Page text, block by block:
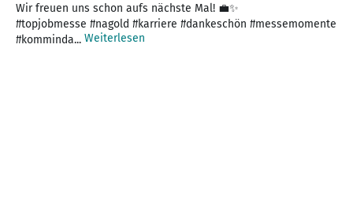
Wir freuen uns schon aufs nächste Mal! 💼✨
#topjobmesse #nagold #karriere #dankeschön #messemomente
#komminda... Weiterlesen